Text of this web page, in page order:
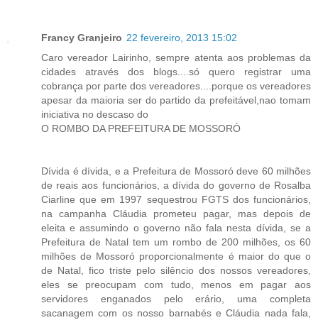
Francy Granjeiro 22 fevereiro, 2013 15:02
Caro vereador Lairinho, sempre atenta aos problemas da
cidades através dos blogs....só quero registrar uma
cobrança por parte dos vereadores....porque os vereadores
apesar da maioria ser do partido da prefeitável,nao tomam
iniciativa no descaso do
O ROMBO DA PREFEITURA DE MOSSORÓ
Dívida é dívida, e a Prefeitura de Mossoró deve 60 milhões
de reais aos funcionários, a dívida do governo de Rosalba
Ciarline que em 1997 sequestrou FGTS dos funcionários,
na campanha Cláudia prometeu pagar, mas depois de
eleita e assumindo o governo não fala nesta dívida, se a
Prefeitura de Natal tem um rombo de 200 milhões, os 60
milhões de Mossoró proporcionalmente é maior do que o
de Natal, fico triste pelo silêncio dos nossos vereadores,
eles se preocupam com tudo, menos em pagar aos
servidores enganados pelo erário, uma completa
sacanagem com os nosso barnabés e Cláudia nada fala,